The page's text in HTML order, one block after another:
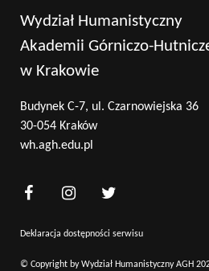
Wydział Humanistyczny
Akademii Górniczo-
w Krakowie
Budynek C-7, ul. Czarnowiejska 36
30-054 Kraków
wh.agh.edu.pl
Deklaracja dostępności serwisu
© Copyright by Wydział Humanistyczny AGH